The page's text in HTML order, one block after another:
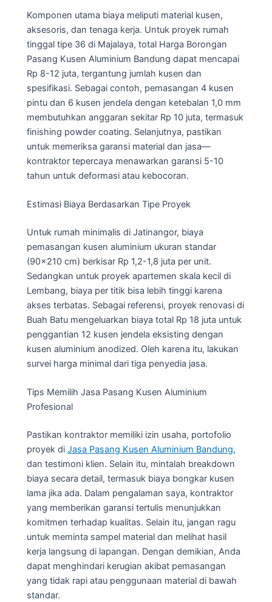
Komponen utama biaya meliputi material kusen,
aksesoris, dan tenaga kerja. Untuk proyek rumah
tinggal tipe 36 di Majalaya, total Harga Borongan
Pasang Kusen Aluminium Bandung dapat mencapai
Rp 8-12 juta, tergantung jumlah kusen dan
spesifikasi. Sebagai contoh, pemasangan 4 kusen
pintu dan 6 kusen jendela dengan ketebalan 1,0 mm
membutuhkan anggaran sekitar Rp 10 juta, termasuk
finishing powder coating. Selanjutnya, pastikan
untuk memeriksa garansi material dan jasa—
kontraktor tepercaya menawarkan garansi 5-10
tahun untuk deformasi atau kebocoran.
Estimasi Biaya Berdasarkan Tipe Proyek
Untuk rumah minimalis di Jatinangor, biaya
pemasangan kusen aluminium ukuran standar
(90×210 cm) berkisar Rp 1,2-1,8 juta per unit.
Sedangkan untuk proyek apartemen skala kecil di
Lembang, biaya per titik bisa lebih tinggi karena
akses terbatas. Sebagai referensi, proyek renovasi di
Buah Batu mengeluarkan biaya total Rp 18 juta untuk
penggantian 12 kusen jendela eksisting dengan
kusen aluminium anodized. Oleh karena itu, lakukan
survei harga minimal dari tiga penyedia jasa.
Tips Memilih Jasa Pasang Kusen Aluminium
Profesional
Pastikan kontraktor memiliki izin usaha, portofolio
proyek di Jasa Pasang Kusen Aluminium Bandung,
dan testimoni klien. Selain itu, mintalah breakdown
biaya secara detail, termasuk biaya bongkar kusen
lama jika ada. Dalam pengalaman saya, kontraktor
yang memberikan garansi tertulis menunjukkan
komitmen terhadap kualitas. Selain itu, jangan ragu
untuk meminta sampel material dan melihat hasil
kerja langsung di lapangan. Dengan demikian, Anda
dapat menghindari kerugian akibat pemasangan
yang tidak rapi atau penggunaan material di bawah
standar.